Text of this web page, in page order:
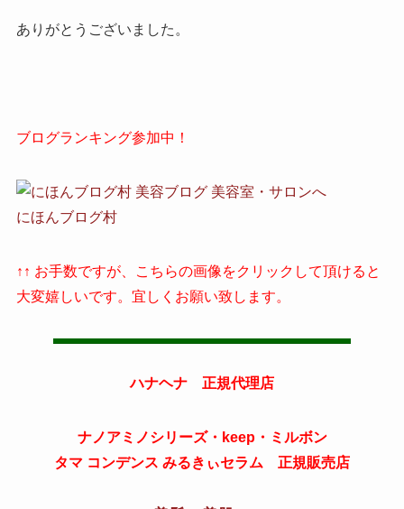
ありがとうございました。
ブログランキング参加中！
にほんブログ村
↑↑ お手数ですが、こちらの画像をクリックして頂けると
大変嬉しいです。宜しくお願い致します。
ハナヘナ 正規代理店
ナノアミノシリーズ・keep・ミルボン
タマ コンデンス みるきぃセラム 正規販売店